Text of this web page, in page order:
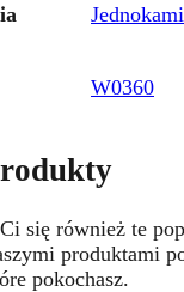
W0360
się również te
produktami
pokochasz.